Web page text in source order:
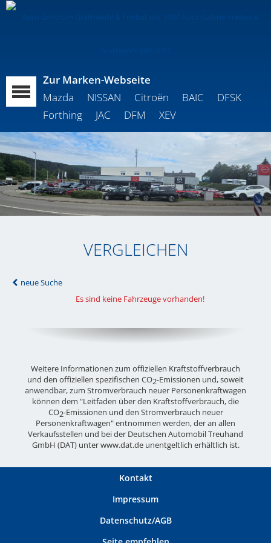
Zur Marken-Webseite
Mazda
NISSAN Citroën BAIC
DFSK
Forthing
JAC DFM XEV
VERGLEICHEN
neue Suche
Es sind keine Fahrzeuge vorhanden!
Weitere Informationen zum offiziellen Kraftstoffverbrauch
und den offiziellen spezifischen CO2-Emissionen und, soweit
anwendbar, zum Stromverbrauch neuer Personenkraftwagen
können dem "Leitfaden über den Kraftstoffverbrauch, die
CO2-Emissionen und den Stromverbrauch neuer
Personenkraftwagen" entnommen werden, der an allen
Verkaufsstellen und bei der Deutschen Automobil Treuhand
GmbH (DAT) unterwww.dat.deunentgeltlich erhältlich ist.
Kontakt
Impressum
Datenschutz/AGB